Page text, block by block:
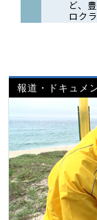
報道・ドキュメ